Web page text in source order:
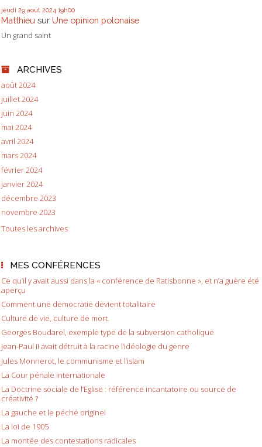
jeudi 29 août 2024 19h00
Matthieu sur Une opinion polonaise
Un grand saint
ARCHIVES
août 2024
juillet 2024
juin 2024
mai 2024
avril 2024
mars 2024
février 2024
janvier 2024
décembre 2023
novembre 2023
Toutes les archives
MES CONFÉRENCES
Ce qu’il y avait aussi dans la « conférence de Ratisbonne », et n’a guère été
aperçu
Comment une democratie devient totalitaire
Culture de vie, culture de mort.
Georges Boudarel, exemple type de la subversion catholique
Jean-Paul II avait détruit à la racine l’idéologie du genre
Jules Monnerot, le communisme et l’islam
La Cour pénale internationale
La Doctrine sociale de l’Eglise : référence incantatoire ou source de
créativité ?
La gauche et le péché originel
La loi de 1905
La montée des contestations radicales